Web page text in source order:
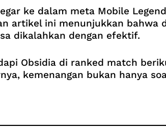
ke dalam meta Mobile
artikel ini menunjukkan bahwa
dikalahkan dengan efektif.
Obsidia di ranked match
kemenangan bukan hanya